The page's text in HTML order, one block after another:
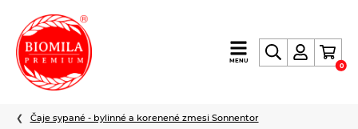
výroba
a
nielen
MENU
0
Čaje sypané - bylinné a korenené zmesi Sonnentor